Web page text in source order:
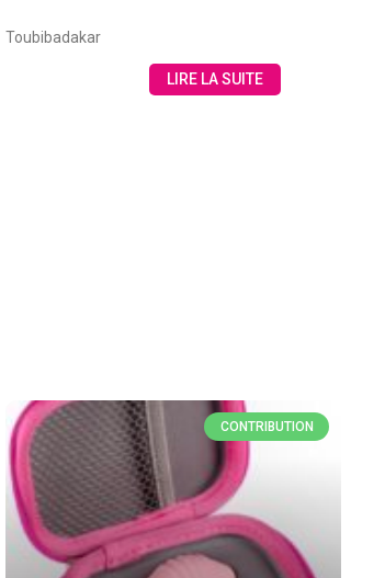
Toubibadakar
LIRE LA SUITE
CONTRIBUTION